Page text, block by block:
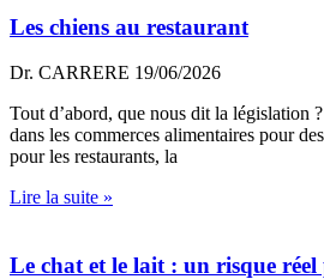
Les chiens au restaurant
Dr. CARRERE 19/06/2026
Tout d’abord, que nous dit la législation
dans les commerces alimentaires pour
pour les restaurants, la
Lire la suite »
Le chat et le lait : un risque réel